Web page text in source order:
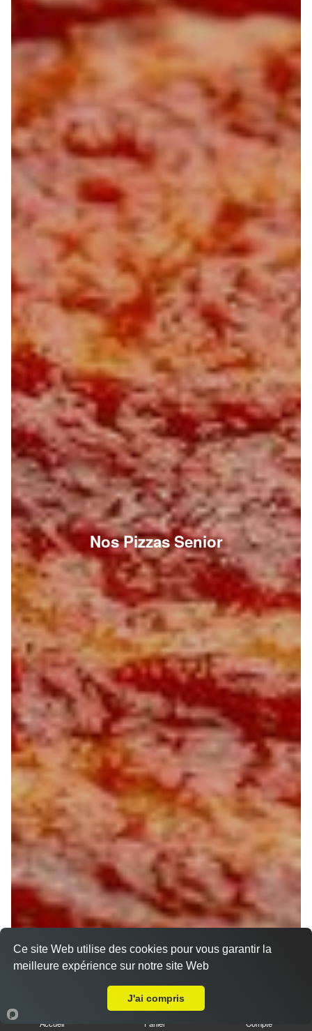
Nos Pizzas Senior
Accueil Panier Compte
Ce site Web utilise des cookies pour vous garantir la
meilleure expérience sur notre site Web
J'ai compris